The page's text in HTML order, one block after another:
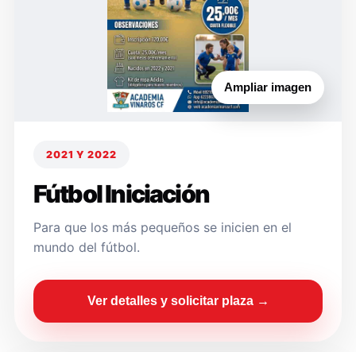
Ampliar imagen
2021 Y 2022
Fútbol Iniciación
Para que los más pequeños se inicien en el
mundo del fútbol.
Ver detalles y solicitar plaza →